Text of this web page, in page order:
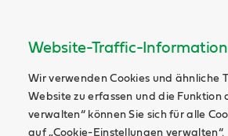
Website-Traffic-
Wir verwenden Cookies und ähnliche
Website zu erfassen und die Funktion
verwalten“ können Sie sich für alle
auf „Cookie-Einstellungen verwalten“.